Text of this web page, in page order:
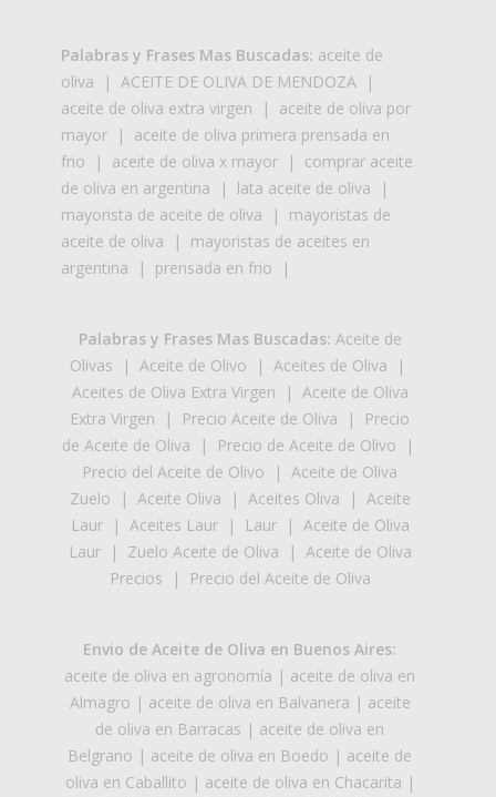
Palabras y Frases Mas Buscadas: aceite de
oliva | ACEITE DE OLIVA DE MENDOZA |
aceite de oliva extra virgen | aceite de oliva por
mayor | aceite de oliva primera prensada en
frio | aceite de oliva x mayor | comprar aceite
de oliva en argentina | lata aceite de oliva |
mayorista de aceite de oliva | mayoristas de
aceite de oliva | mayoristas de aceites en
argentina | prensada en frio |
Palabras y Frases Mas Buscadas: Aceite de
Olivas | Aceite de Olivo | Aceites de Oliva |
Aceites de Oliva Extra Virgen | Aceite de Oliva
Extra Virgen | Precio Aceite de Oliva |
Precio
de Aceite de Oliva | Precio de Aceite de Olivo |
Precio del Aceite de Olivo | Aceite de Oliva
Zuelo | Aceite Oliva | Aceites Oliva | Aceite
Laur| Aceites Laur| Laur| Aceite de Oliva
Laur| Zuelo Aceite de Oliva | Aceite de Oliva
Precios | Precio del Aceite de Oliva
Envio de Aceite de Oliva en Buenos Aires:
aceite de oliva en agronomía | aceite de oliva en
Almagro | aceite de oliva en Balvanera | aceite
de oliva en Barracas | aceite de oliva en
Belgrano | aceite de oliva en Boedo | aceite de
oliva en Caballito | aceite de oliva en Chacarita |